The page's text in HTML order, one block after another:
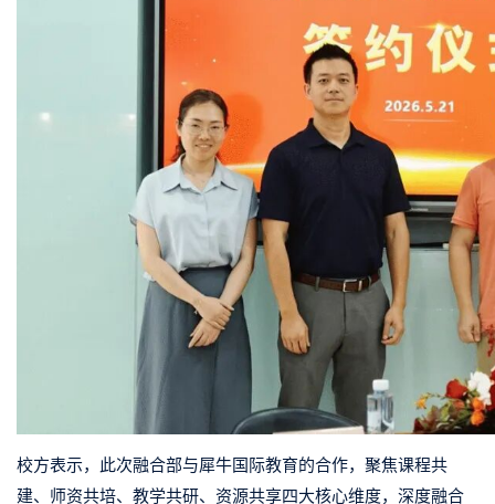
校方表示，此次融合部与犀牛国际教育的合作，聚焦课程共
建、师资共培、教学共研、资源共享四大核心维度，深度融合